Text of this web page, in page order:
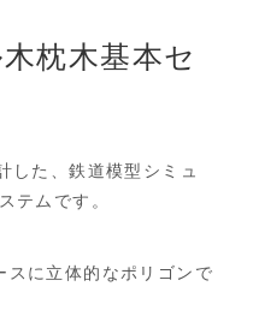
枕木基本セ
した、鉄道模型シミュ
テムです。
スに立体的なポリゴンで